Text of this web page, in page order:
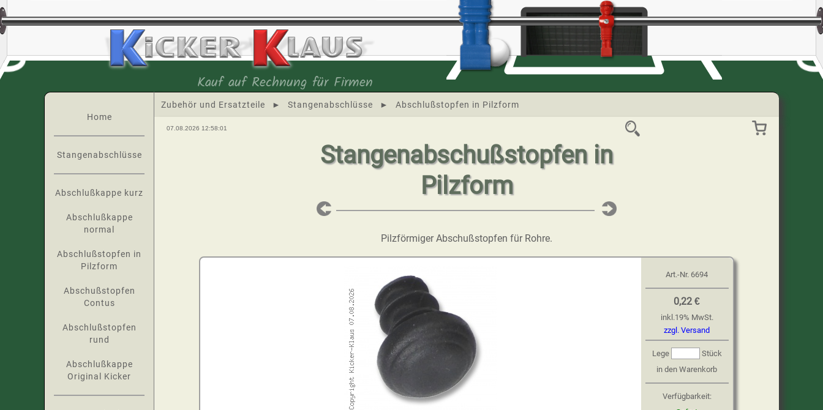
Kauf auf Rechnung für Firmen
07.08.2026 12:58:01
Stangenabschußstopfen in
Pilzform
Pilzförmiger Abschußstopfen für Rohre.
Art.-Nr. 6694
0,22 €
inkl.19% MwSt.
zzgl. Versand
Lege
Stück
in den Warenkorb
Verfügbarkeit:
Zubehör und Ersatzteile ► Stangenabschlüsse ►
Abschlußstopfen in Pilzform
Home
Stangenabschlüsse
Abschlußkappe kurz
Abschlußkappe
normal
Abschlußstopfen in
Pilzform
Abschußstopfen
Contus
Abschlußstopfen
rund
Abschlußkappe
Original Kicker